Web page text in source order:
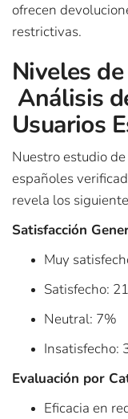
ofrecen
restrictivas.
Niveles
Análisis
Usuarios
Nuestro estudio
españoles
revela los
Satisfacción
Muy
Satisfecho:
Neutral: 7%
Insatisfecho:
Evaluación por
Eficacia en